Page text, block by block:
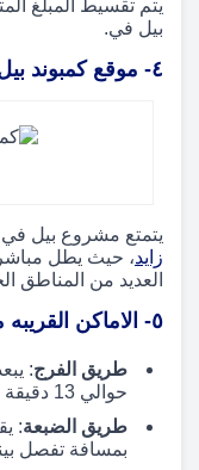
بيل في.
٤- موقع كمبوند بيل في الشيخ زايد:
يتمتع مشروع بيل
زايد، حيث يطل
العديد من المناطق
٥- الاماكن القريبه من كمبوند بيل في الشيخ زايد:
طريق الفرج:
حوالي 13 دقيقة فقط.
طريق الضبعة:
بمسافة تفصل بينهما